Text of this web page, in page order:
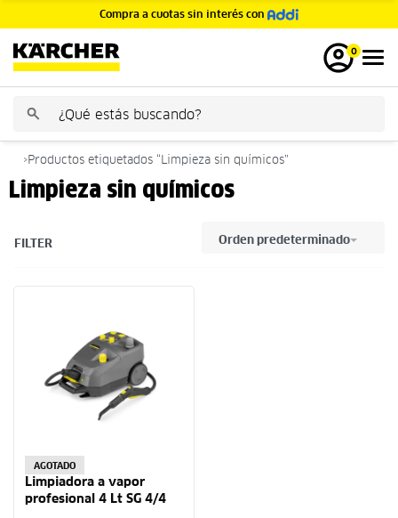
Compra a cuotas sin interés con
GRATIS
0
›Productos etiquetados “Limpieza sin químicos”
Limpieza sin químicos
Orden predeterminado
FILTER
-2% OFF
AGOTADO
Limpiadora a vapor
profesional 4 Lt SG 4/4